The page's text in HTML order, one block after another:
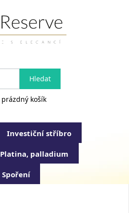
prázdný košík
Investiční stříbro
Platina, palladium
Spoření